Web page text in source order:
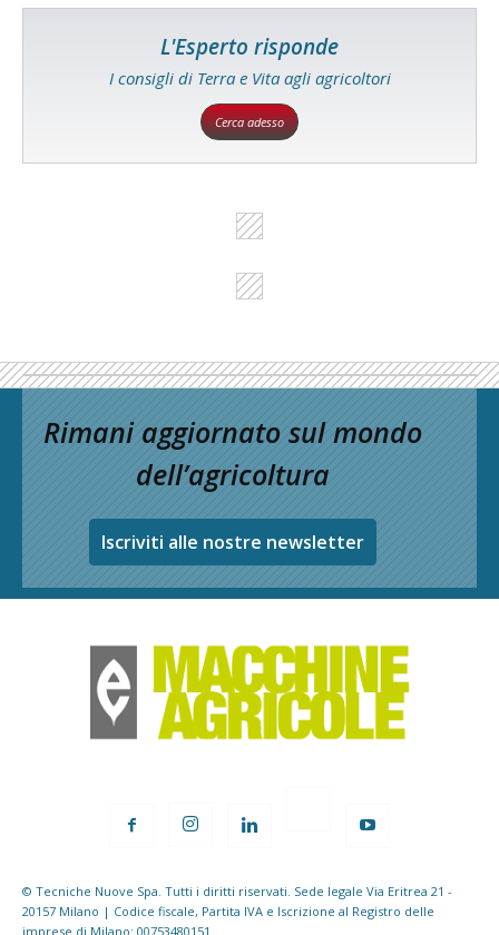
L'Esperto risponde
I consigli di Terra e Vita agli agricoltori
Cerca adesso
Rimani aggiornato sul mondo
dell’agricoltura
Iscriviti alle nostre newsletter
© Tecniche Nuove Spa. Tutti i diritti riservati. Sede legale Via Eritrea 21 -
20157 Milano | Codice fiscale, Partita IVA e Iscrizione al Registro delle
imprese di Milano: 00753480151